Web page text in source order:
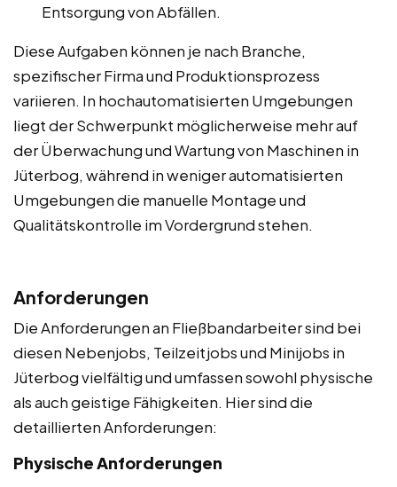
Entsorgung von Abfällen.
Diese Aufgaben können je nach Branche,
spezifischer Firma und Produktionsprozess
variieren. In hochautomatisierten Umgebungen
liegt der Schwerpunkt möglicherweise mehr auf
der Überwachung und Wartung von Maschinen in
Jüterbog, während in weniger automatisierten
Umgebungen die manuelle Montage und
Qualitätskontrolle im Vordergrund stehen.
Anforderungen
Die Anforderungen an Fließbandarbeiter sind bei
diesen Nebenjobs, Teilzeitjobs und Minijobs in
Jüterbog vielfältig und umfassen sowohl physische
als auch geistige Fähigkeiten. Hier sind die
detaillierten Anforderungen:
Physische Anforderungen